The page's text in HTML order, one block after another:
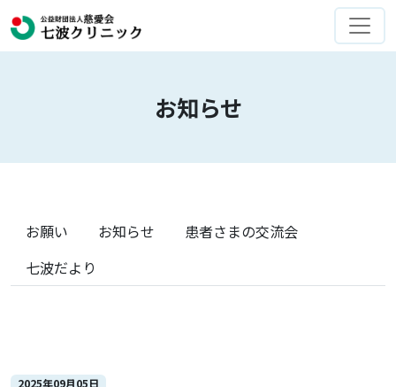
お知らせ
お願い お知らせ
患者さまの交流会
七波だより
2025年09月05日